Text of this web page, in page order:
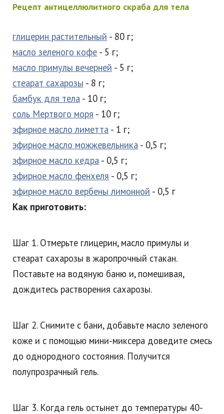
Рецепт антицеллюлитного скраба для тела
глицерин растительный - 80 г;
масло зеленого кофе - 5 г;
масло примулы вечерней - 5 г;
стеарат сахарозы - 8 г;
бамбук для тела - 10 г;
соль Мертвого моря - 10 г;
эфирное масло лиметта - 1 г;
эфирное масло можжевельника - 0,5 г;
эфирное масло кедра - 0,5 г;
эфирное масло фенхеля - 0,5 г;
эфирное масло вербены лимонной - 0,5 г
Как приготовить:
Шаг 1. Отмерьте глицерин, масло примулы и
стеарат сахарозы в жаропрочный стакан.
Поставьте на водяную баню и, помешивая,
дождитесь растворения сахарозы.
Шаг 2. Снимите с бани, добавьте масло зеленого
коже и с помощью мини-миксера доведите смесь
до однородного состояния. Получится
полупрозрачный гель.
Шаг 3. Когда гель остынет до температуры 40-